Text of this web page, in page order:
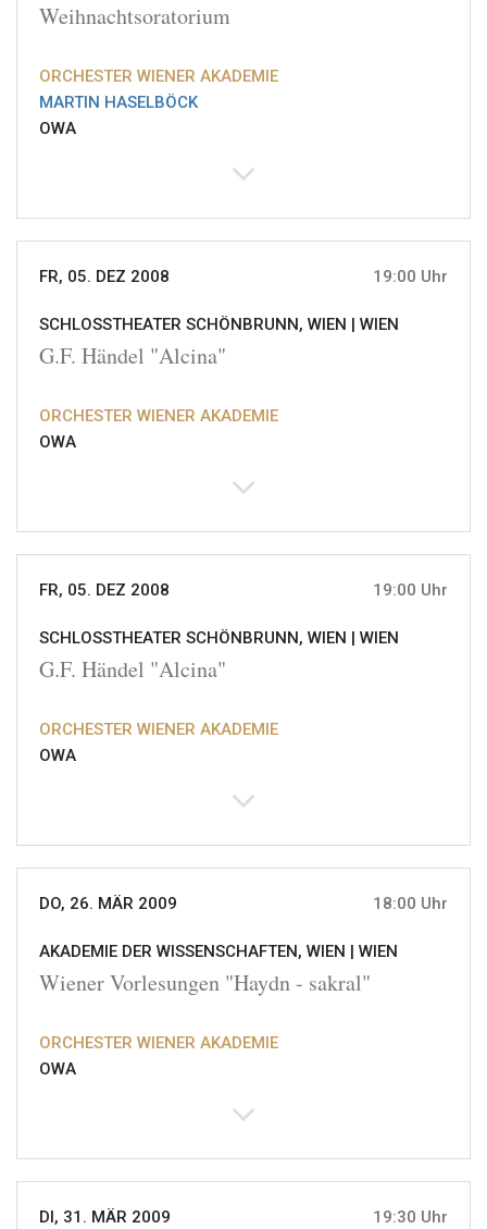
Weihnachtsoratorium
ORCHESTER WIENER AKADEMIE
MARTIN HASELBÖCK
OWA
FR, 05. DEZ 2008 19:00 Uhr
SCHLOSSTHEATER SCHÖNBRUNN, WIEN | WIEN
G.F. Händel "Alcina"
ORCHESTER WIENER AKADEMIE
OWA
FR, 05. DEZ 2008 19:00 Uhr
SCHLOSSTHEATER SCHÖNBRUNN, WIEN | WIEN
G.F. Händel "Alcina"
ORCHESTER WIENER AKADEMIE
OWA
DO, 26. MÄR 2009 18:00 Uhr
AKADEMIE DER WISSENSCHAFTEN, WIEN | WIEN
Wiener Vorlesungen "Haydn - sakral"
ORCHESTER WIENER AKADEMIE
OWA
DI, 31. MÄR 2009 19:30 Uhr